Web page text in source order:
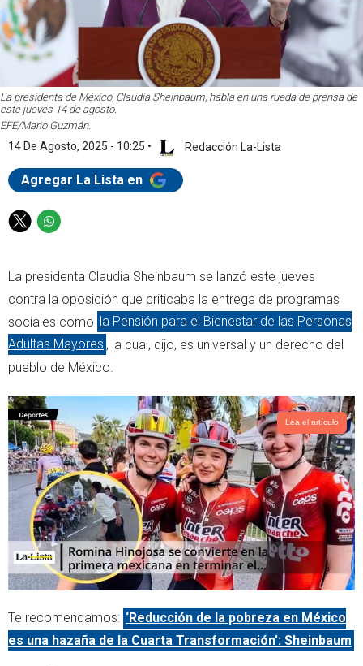
La presidenta de México, Claudia Sheinbaum, habla en una rueda de prensa de
este jueves 14 de agosto.
EFE/Mario Guzmán.
14 De Agosto, 2025 - 10:25 • Redacción La-Lista
Agregar La Lista en
T
t
t
r
W
t
s
p
p
La presidenta Claudia Sheinbaum se lanzó este jueves
contra la oposición que criticaba la entrega de programas
sociales como
la Pensión para el Bienestar de las Personas
Adultas Mayores , la cual, dijo, es universal y un derecho del
pueblo de México.
Lea el artículo
Te recomendamos: ‘Reducción de la pobreza en México
es una hazaña de la Cuarta Transformación': Sheinbaum